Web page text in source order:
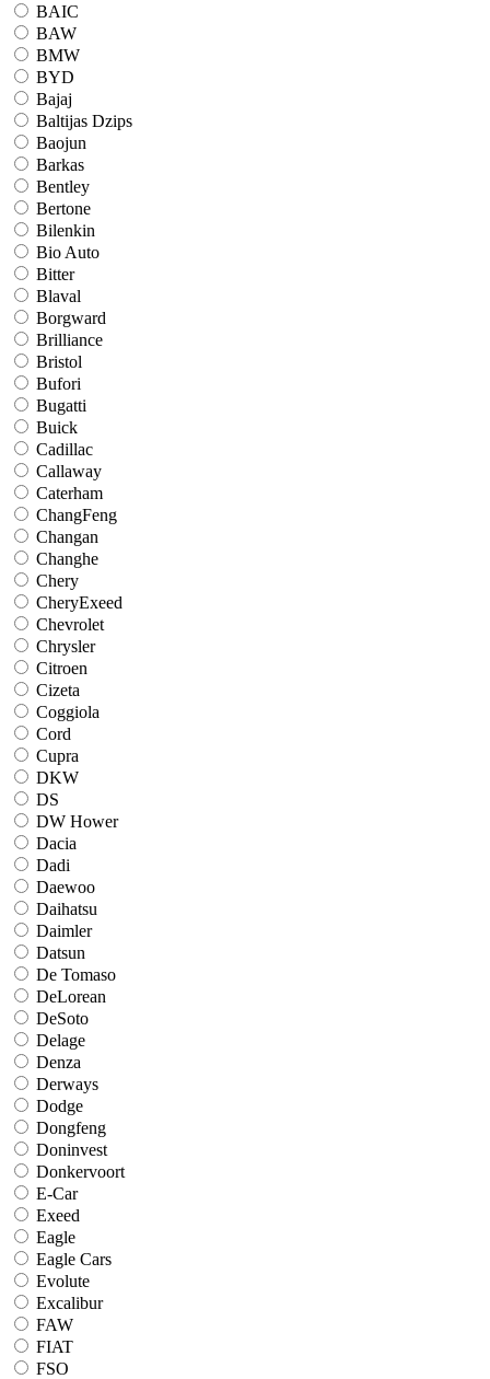
BAIC
BAW
BMW
BYD
Bajaj
Baltijas Dzips
Baojun
Barkas
Bentley
Bertone
Bilenkin
Bio Auto
Bitter
Blaval
Borgward
Brilliance
Bristol
Bufori
Bugatti
Buick
Cadillac
Callaway
Caterham
ChangFeng
Changan
Changhe
Chery
CheryExeed
Chevrolet
Chrysler
Citroen
Cizeta
Coggiola
Cord
Cupra
DKW
DS
DW Hower
Dacia
Dadi
Daewoo
Daihatsu
Daimler
Datsun
De Tomaso
DeLorean
DeSoto
Delage
Denza
Derways
Dodge
Dongfeng
Doninvest
Donkervoort
E-Car
Exeed
Eagle
Eagle Cars
Evolute
Excalibur
FAW
FIAT
FSO